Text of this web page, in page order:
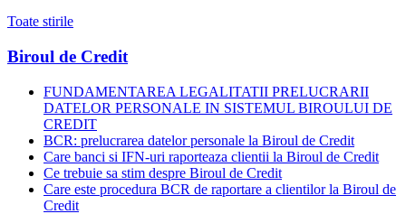
Toate stirile
Biroul de Credit
FUNDAMENTAREA LEGALITATII PRELUCRARII
DATELOR PERSONALE IN SISTEMUL BIROULUI DE
CREDIT
BCR: prelucrarea datelor personale la Biroul de Credit
Care banci si IFN-uri raporteaza clientii la Biroul de Credit
Ce trebuie sa stim despre Biroul de Credit
Care este procedura BCR de raportare a clientilor la Biroul de
Credit